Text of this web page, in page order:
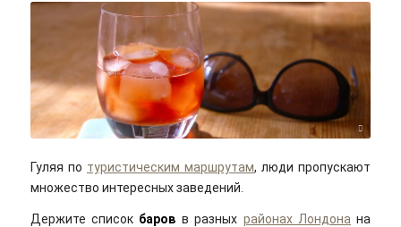
Adrian Scottow/flickr/Cc-by-sa 2.0
Гуляя по туристическим маршрутам, люди пропускают
множество интересных заведений.
Держите список баров в разных районах Лондона на